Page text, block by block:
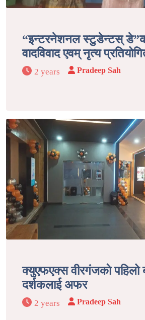
“इन्टरनेशनल स्टुडेन्टस्
वादविवाद एवम् नृत्य
2 years Pradeep Sah
क्युएफएक्स वीरगंजकाे पहिलो
दर्शकलाई अफर
2 years Pradeep Sah